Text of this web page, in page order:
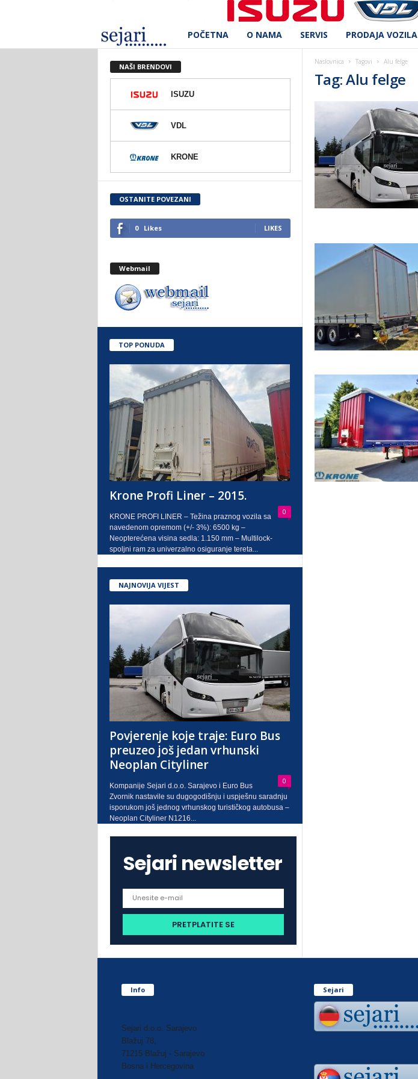
e
r
d
.
o
.
a
j
o
POČETNA O NAMA SERVIS PRODAJA VOZILA
Naslovnica Tagovi Alu felge
Tag: Alu felge
NAŠI BRENDOVI
ISUZU
VDL
KRONE
OSTANITE POVEZANI
0 Likes LIKES
Webmail
TOP PONUDA
Krone Profi Liner – 2015.
0
KRONE PROFI LINER – Težina praznog vozila sa
navedenom opremom (+/- 3%): 6500 kg –
Neopterećena visina sedla: 1.150 mm – Multilock-
spoljni ram za univerzalno osiguranje tereta...
NAJNOVIJA VIJEST
Povjerenje koje traje: Euro Bus
preuzeo još jedan vrhunski
Neoplan Cityliner
0
Kompanije Sejari d.o.o. Sarajevo i Euro Bus
Zvornik nastavile su dugogodišnju i uspješnu saradnju
isporukom još jednog vrhunskog turističkog autobusa –
Neoplan Cityliner N1216...
Sejari newsletter
Info
Sejari d.o.o. Sarajevo
Blažuj 78,
71215 Blažuj - Sarajevo
Bosna i Hercegovina
Sejari